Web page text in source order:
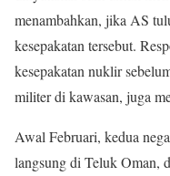
menambahkan, jika AS
kesepakatan tersebut.
kesepakatan nuklir
militer di kawasan, juga
Awal Februari, kedua
langsung di Teluk Oman,